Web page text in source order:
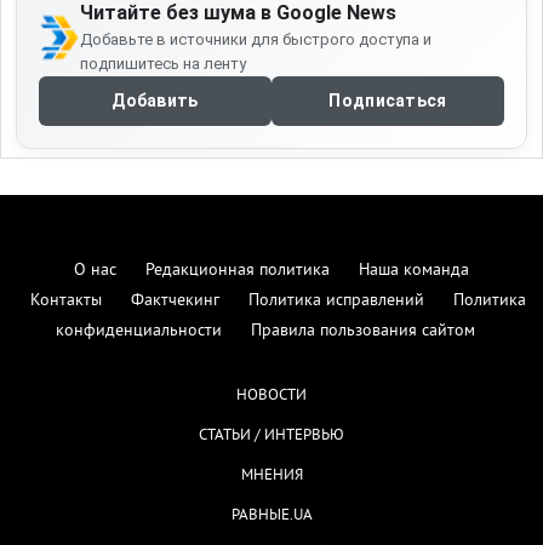
Читайте без шума в Google News
Добавьте в источники для быстрого доступа и
подпишитесь на ленту
Добавить Подписаться
О нас Редакционная политика
Наша команда
Контакты
Фактчекинг Политика исправлений
Политика
конфиденциальности
Правила пользования сайтом
НОВОСТИ
СТАТЬИ / ИНТЕРВЬЮ
МНЕНИЯ
РАВНЫЕ.UA